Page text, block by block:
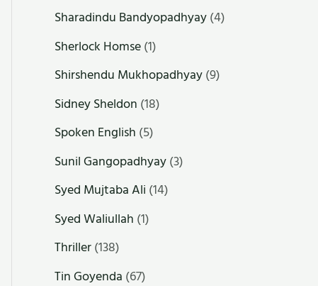
Sharadindu Bandyopadhyay(4)
Sherlock Homse(1)
Shirshendu Mukhopadhyay(9)
Sidney Sheldon (18)
Spoken English (5)
Sunil Gangopadhyay(3)
Syed Mujtaba Ali (14)
Syed Waliullah (1)
Thriller(138)
Tin Goyenda (67)